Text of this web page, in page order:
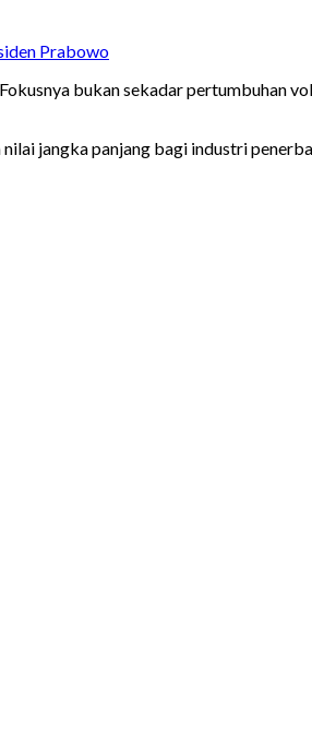
Prabowo
bukan sekadar pertumbuhan
jangka panjang bagi industri